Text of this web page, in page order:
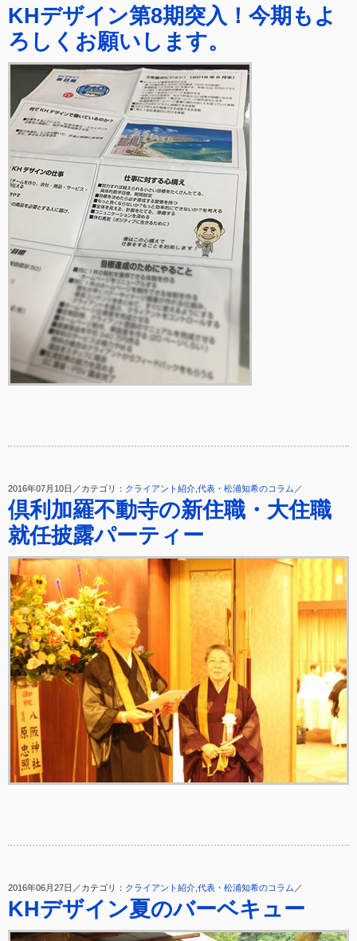
KHデザイン第8期突入！今期もよ
ろしくお願いします。
2016年07月10日／カテゴリ： クライアント紹介 代表・松浦知希のコラム ／
倶利加羅不動寺の新住職・大住職
就任披露パーティー
2016年06月27日／カテゴリ： クライアント紹介 代表・松浦知希のコラム ／
KHデザイン夏のバーベキュー